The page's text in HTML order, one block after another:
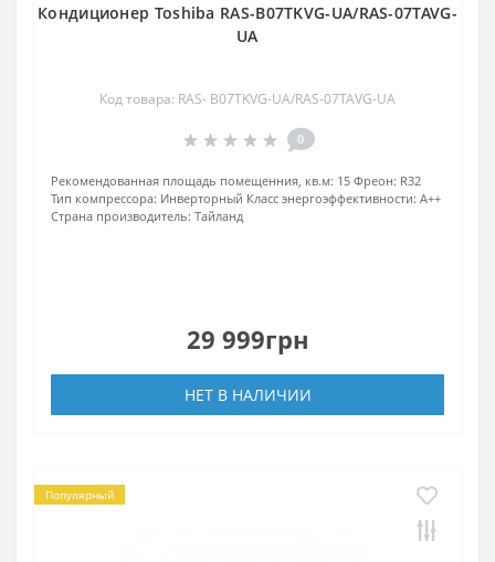
Кондиционер Toshiba RAS-B07TKVG-UA/RAS-07TAVG-
UA
Код товара: RAS- B07TKVG-UA/RAS-07TAVG-UA
0
Рекомендованная площадь помещенния, кв.м: 15 Фреон: R32
Тип компрессора: Инверторный Класс энергоэффективности: A++
Страна производитель: Тайланд
29 999грн
НЕТ В НАЛИЧИИ
Популярный